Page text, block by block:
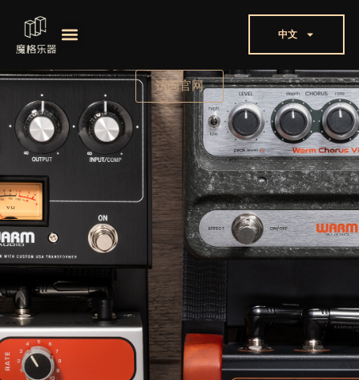
中文
访问官网